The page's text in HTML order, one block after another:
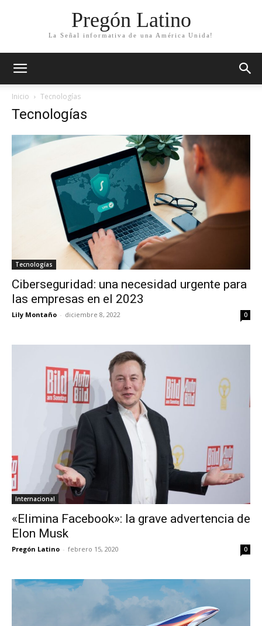
Pregón Latino
La Señal informativa de una América Unida!
Inicio Tecnologías
Tecnologías
Tecnologías
Ciberseguridad: una necesidad urgente para
las empresas en el 2023
Lily Montaño - diciembre 8, 2022 0
Internacional
«Elimina Facebook»: la grave advertencia de
Elon Musk
Pregón Latino - febrero 15, 2020 0